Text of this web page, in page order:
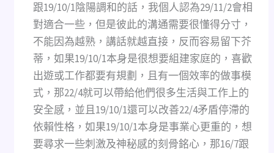
跟19/10/1陰陽調和的話，我個人認為29/11/2會相
對適合一些，但是彼此的溝通需要很懂得分寸，
不能因為越熟，講話就越直接，反而容易留下芥
蒂，如果19/10/1本身是很想要組建家庭的，喜歡
出遊或工作都要有規劃，且有一個效率的做事模
式，那22/4就可以帶給他們很多生活與工作上的
安全感，並且19/10/1還可以改善22/4矛盾停滯的
依賴性格，如果19/10/1本身是事業心更重的，想
要尋求一些刺激及神秘感的刻骨銘心，那16/7跟